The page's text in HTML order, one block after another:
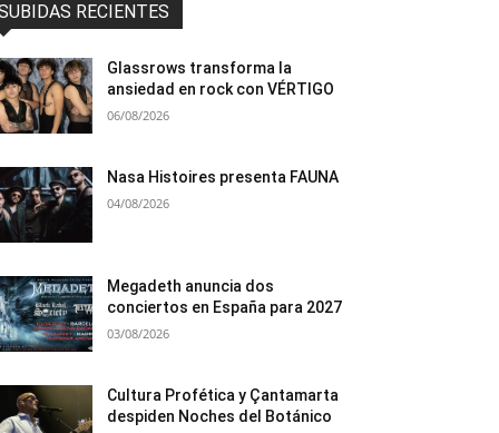
RECIENTES
Glassrows transforma la
ansiedad en rock con VÉRTIGO
06/08/2026
Nasa Histoires presenta FAUNA
04/08/2026
Megadeth anuncia dos
conciertos en España para 2027
03/08/2026
Cultura Profética y Çantamarta
despiden Noches del Botánico